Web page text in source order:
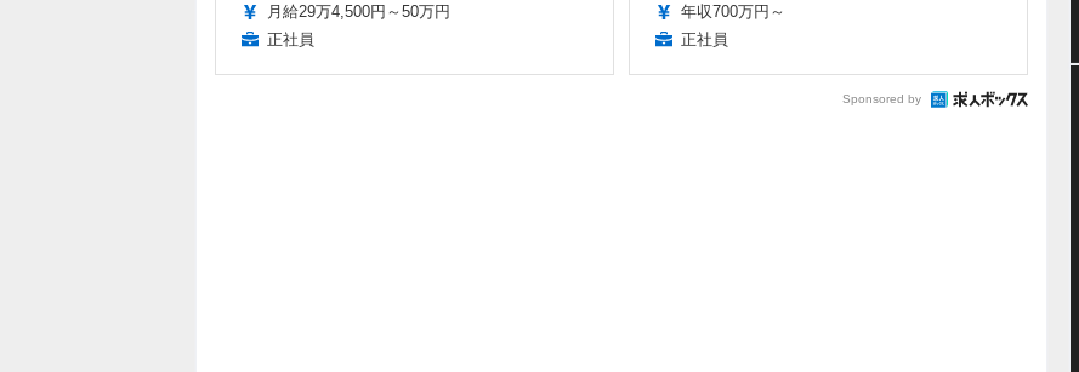
月給29万4,500円～50万円
正社員
年収700万円～
正社員
Sponsored by